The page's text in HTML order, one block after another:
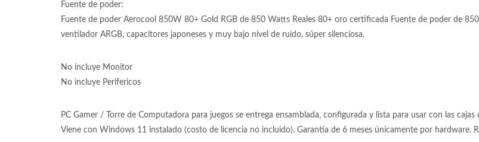
Fuente de poder:
Fuente de poder Aerocool 850W 80+ Gold RGB de 850 Watts Reales 80+ oro certificada Fuente de poder de
ventilador ARGB, capacitores japoneses y muy bajo nivel de ruido, súper silenciosa.
No incluye Monitor
No incluye Perifericos
PC Gamer / Torre de Computadora para juegos se entrega ensamblada, configurada y lista para usar con las
Viene con Windows 11 instalado (costo de licencia no incluido). Garantía de 6 meses únicamente por hardware.